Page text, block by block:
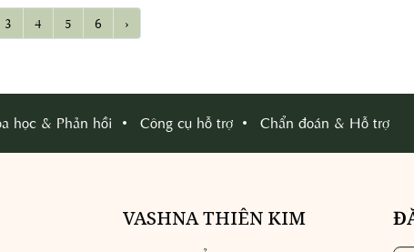
3 4 5 6 ›
học & Phản hồi Công cụ hỗ trợ Chẩn đoán & Hỗ trợ
VASHNA THIÊN KIM